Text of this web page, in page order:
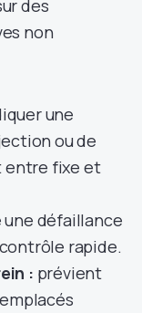
des
non
une
ou de
entre fixe et
défaillance
rapide.
: prévient